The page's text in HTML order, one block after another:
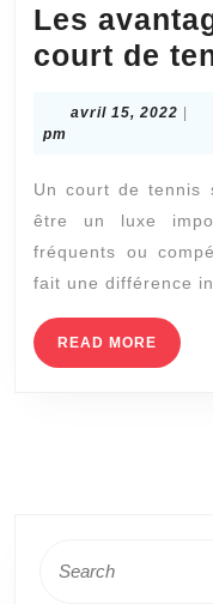
Les
court de
avril 15, 2022 avril
pm
Un court de tennis
être un luxe
fréquents ou
fait une différence
READ MORE READ
MORE
for: